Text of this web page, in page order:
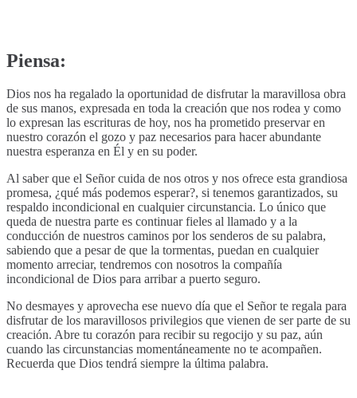
Piensa:
Dios nos ha regalado la oportunidad de disfrutar la maravillosa obra
de sus manos, expresada en toda la creación que nos rodea y como
lo expresan las escrituras de hoy, nos ha prometido preservar en
nuestro corazón el gozo y paz necesarios para hacer abundante
nuestra esperanza en Él y en su poder.
Al saber que el Señor cuida de nos otros y nos ofrece esta grandiosa
promesa, ¿qué más podemos esperar?, si tenemos garantizados, su
respaldo incondicional en cualquier circunstancia. Lo único que
queda de nuestra parte es continuar fieles al llamado y a la
conducción de nuestros caminos por los senderos de su palabra,
sabiendo que a pesar de que la tormentas, puedan en cualquier
momento arreciar, tendremos con nosotros la compañía
incondicional de Dios para arribar a puerto seguro.
No desmayes y aprovecha ese nuevo día que el Señor te regala para
disfrutar de los maravillosos privilegios que vienen de ser parte de su
creación. Abre tu corazón para recibir su regocijo y su paz, aún
cuando las circunstancias momentáneamente no te acompañen.
Recuerda que Dios tendrá siempre la última palabra.